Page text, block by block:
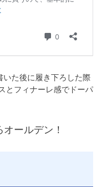
た後に履き下ろした際
とフィナーレ感でドーパ
ールデン！